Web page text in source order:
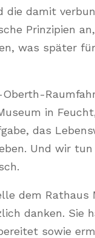
damit
Prinzipien
was später
in
das
Und wir
dem Rathaus
danken.
sowie